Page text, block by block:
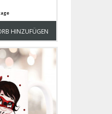
HINZUFÜGEN